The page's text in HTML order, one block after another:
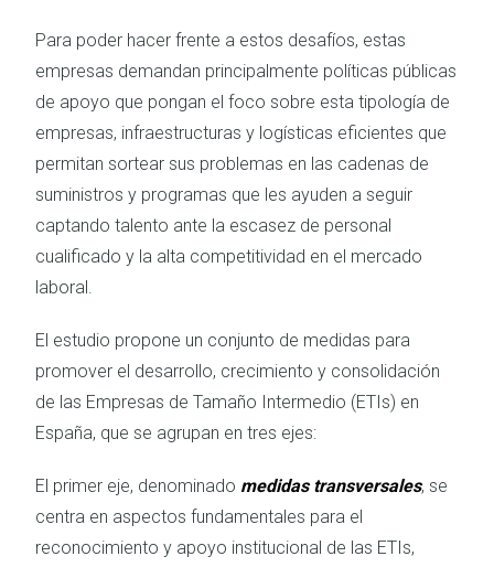
Para poder hacer frente a estos desafíos, estas
empresas demandan principalmente políticas públicas
de apoyo que pongan el foco sobre esta tipología de
empresas, infraestructuras y logísticas eficientes que
permitan sortear sus problemas en las cadenas de
suministros y programas que les ayuden a seguir
captando talento ante la escasez de personal
cualificado y la alta competitividad en el mercado
laboral.
El estudio propone un conjunto de medidas para
promover el desarrollo, crecimiento y consolidación
de las Empresas de Tamaño Intermedio (ETIs) en
España, que se agrupan en tres ejes:
El primer eje, denominado medidas transversales, se
centra en aspectos fundamentales para el
reconocimiento y apoyo institucional de las ETIs,